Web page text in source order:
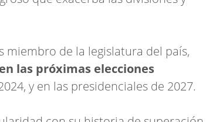
de la legislatura del país,
las próximas elecciones
y en las presidenciales de 2027.